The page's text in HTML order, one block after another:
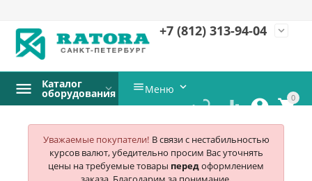
+7 (812) 313-94-04 expand_more
0


 
Каталог
оборудования Меню 
Уважаемые покупатели! В связи с нестабильностью
курсов валют, убедительно просим Вас уточнять
цены на требуемые товары передоформлением